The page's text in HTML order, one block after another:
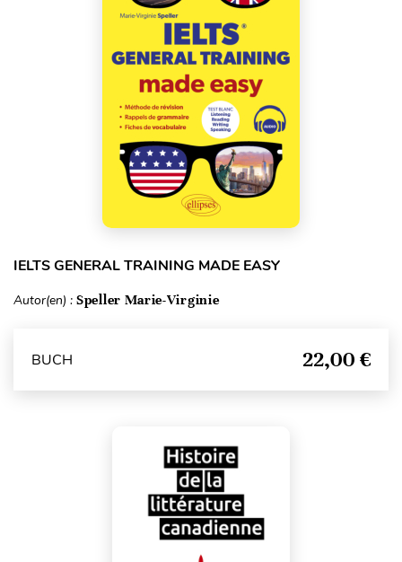
IELTS GENERAL TRAINING MADE EASY
Autor(en) : Speller Marie-Virginie
BUCH 22,00 €